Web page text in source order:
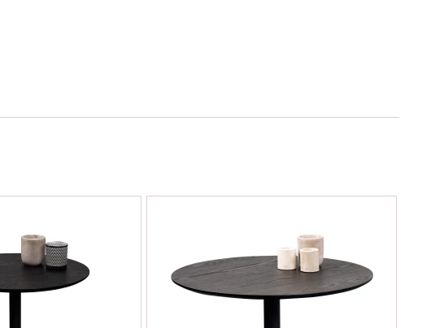
po vysunutí sedáku vpřed a sklopení opěráku)